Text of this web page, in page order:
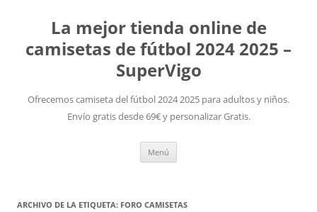
La mejor tienda online de
camisetas de fútbol 2024 2025 –
SuperVigo
Ofrecemos camiseta del fútbol 2024 2025 para adultos y niños.
Envío gratis desde 69€ y personalizar Gratis.
Menú
ARCHIVO DE LA ETIQUETA: FORO CAMISETAS